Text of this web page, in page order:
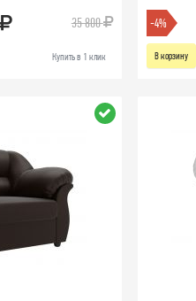
35 800
Купить в 1 клик
-4%
В корзину